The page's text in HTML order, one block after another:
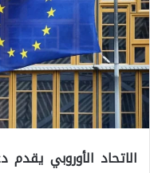
الاتحاد الأوروبي